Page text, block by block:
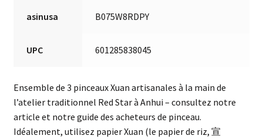
asinusa B075W8RDPY
UPC 601285838045
Ensemble de 3 pinceaux Xuan artisanales à la main de
l’atelier traditionnel Red Star à Anhui – consultez notre
article et notre guide des acheteurs de pinceau.
Idéalement, utilisez papier Xuan (le papier de riz, 宣